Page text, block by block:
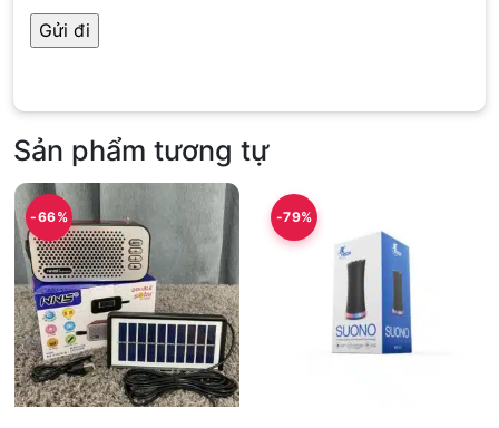
Sản phẩm tương tự
-66% -79%